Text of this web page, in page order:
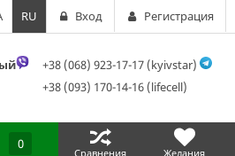
RU Вход Регистрация
+38 (068) 923-17-17 (kyivstar)
+38 (093) 170-14-16 (lifecell)
0
Сравнения Желания